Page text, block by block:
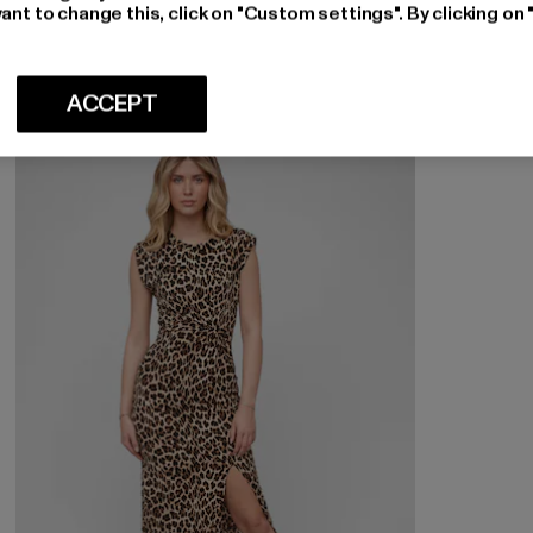
165,00 DKK
Nuværende pris: 165,00 DKK
220,00 DKKKampagnepris: 220,00 DKK
-23%
to change this, click on "Custom settings". By clicking
ACCEPT